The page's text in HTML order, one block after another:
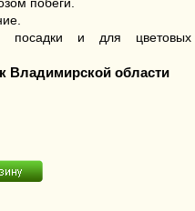
посадки и для цветовых
Владимирской области